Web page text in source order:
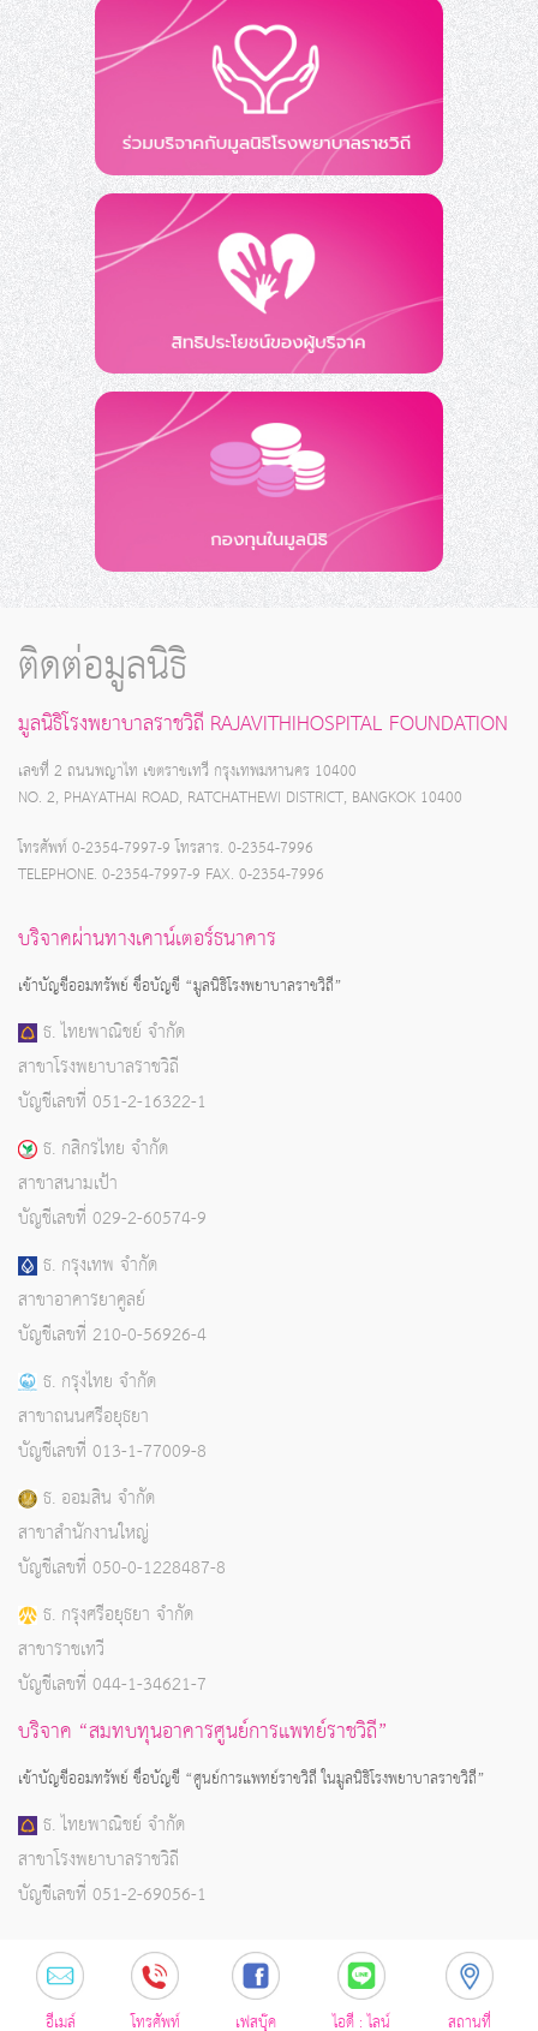
ติดต่อมูลนิธิ
มูลนิธิโรงพยาบาลราชวิถี RAJAVITHIHOSPITAL FOUNDATION
เลขที่ 2 ถนนพญาไท เขตราชเทวี กรุงเทพมหานคร 10400
NO. 2, PHAYATHAI ROAD, RATCHATHEWI DISTRICT, BANGKOK 10400
โทรศัพท์ 0-2354-7997-9 โทรสาร. 0-2354-7996
TELEPHONE. 0-2354-7997-9 FAX. 0-2354-7996
บริจาคผ่านทางเคาน์เตอร์ธนาคาร
เข้าบัญชีออมทรัพย์ ชื่อบัญชี “มูลนิธิโรงพยาบาลราชวิถี”
ธ. ไทยพาณิชย์ จำกัด
สาขาโรงพยาบาลราชวิถี
บัญชีเลขที่ 051-2-16322-1
ธ. กสิกรไทย จำกัด
สาขาสนามเป้า
บัญชีเลขที่ 029-2-60574-9
ธ. กรุงเทพ จำกัด
สาขาอาคารยาคูลย์
บัญชีเลขที่ 210-0-56926-4
ธ. กรุงไทย จำกัด
สาขาถนนศรีอยุธยา
บัญชีเลขที่ 013-1-77009-8
ธ. ออมสิน จำกัด
สาขาสำนักงานใหญ่
บัญชีเลขที่ 050-0-1228487-8
ธ. กรุงศรีอยุธยา จำกัด
สาขาราชเทวี
บัญชีเลขที่ 044-1-34621-7
บริจาค “สมทบทุนอาคารศูนย์การแพทย์ราชวิถี”
เข้าบัญชีออมทรัพย์ ชื่อบัญชี “ศูนย์การแพทย์ราชวิถี ในมูลนิธิโรงพยาบาลราชวิถี”
ธ. ไทยพาณิชย์ จำกัด
สาขาโรงพยาบาลราชวิถี
บัญชีเลขที่ 051-2-69056-1
อีเมล์ โทรศัพท์ เฟสบุ๊ค ไอดี : ไลน์ สถานที่